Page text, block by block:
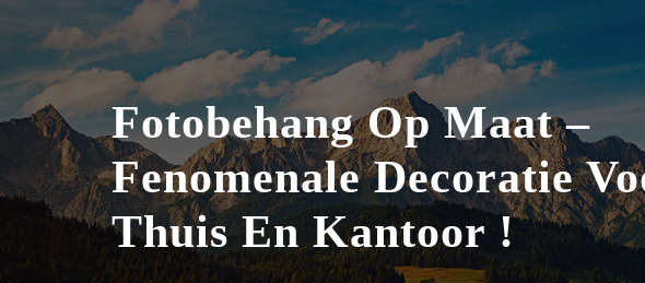
Fotobehang Op Maat –
Fenomenale Decoratie
Thuis En Kantoor !